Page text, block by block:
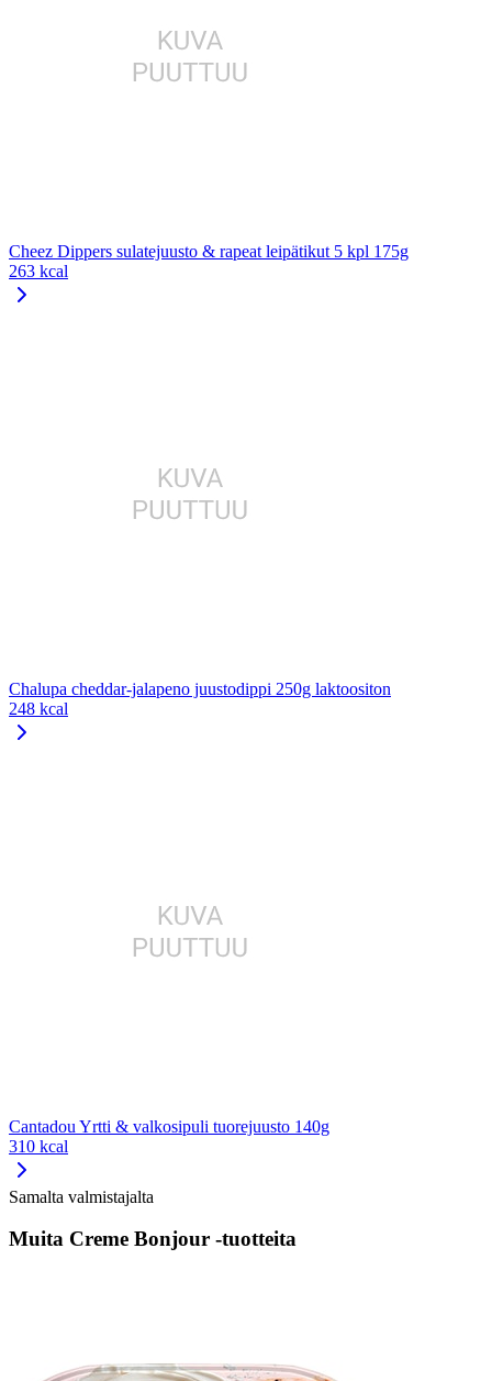
Cheez Dippers sulatejuusto & rapeat leipätikut 5 kpl 175g
263 kcal
Chalupa cheddar-jalapeno juustodippi 250g laktoositon
248 kcal
Cantadou Yrtti & valkosipuli tuorejuusto 140g
310 kcal
Samalta valmistajalta
Muita Creme Bonjour -tuotteita